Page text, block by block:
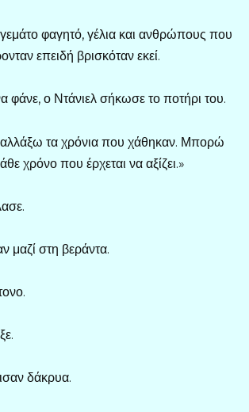
φαγητό, γέλια και ανθρώπους που
επειδή βρισκόταν εκεί.
φάνε, ο Ντάνιελ σήκωσε το ποτήρι του.
τα χρόνια που χάθηκαν. Μπορώ
χρόνο που έρχεται να αξίζει.»
μαζί στη βεράντα.
δάκρυα.